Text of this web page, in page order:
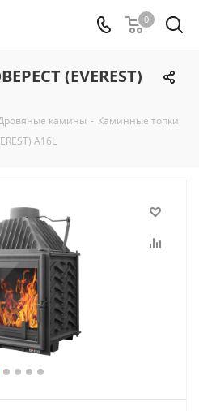
0
(EVEREST)
камины - Каминные топки
A16L